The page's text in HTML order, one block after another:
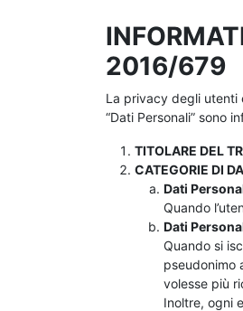
2016/679
La privacy degli utenti
“Dati Personali” sono
TITOLARE DEL
CATEGORIE DI
Dati
Quando
Dati
Quando si
pseudonimo
volesse più
Inoltre, ogni